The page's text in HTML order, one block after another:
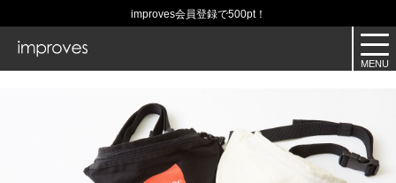
improves会員登録で500pt！